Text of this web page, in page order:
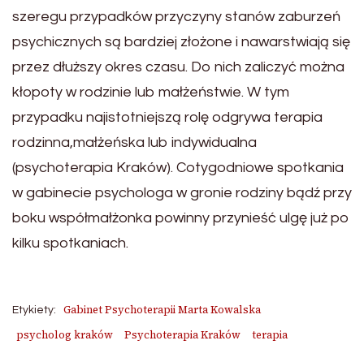
szeregu przypadków przyczyny stanów zaburzeń
psychicznych są bardziej złożone i nawarstwiają się
przez dłuższy okres czasu. Do nich zaliczyć można
kłopoty w rodzinie lub małżeństwie. W tym
przypadku najistotniejszą rolę odgrywa terapia
rodzinna,małżeńska lub indywidualna
(psychoterapia Kraków). Cotygodniowe spotkania
w gabinecie psychologa w gronie rodziny bądź przy
boku współmałżonka powinny przynieść ulgę już po
kilku spotkaniach.
Etykiety:
Gabinet Psychoterapii Marta Kowalska
psycholog kraków
Psychoterapia Kraków terapia